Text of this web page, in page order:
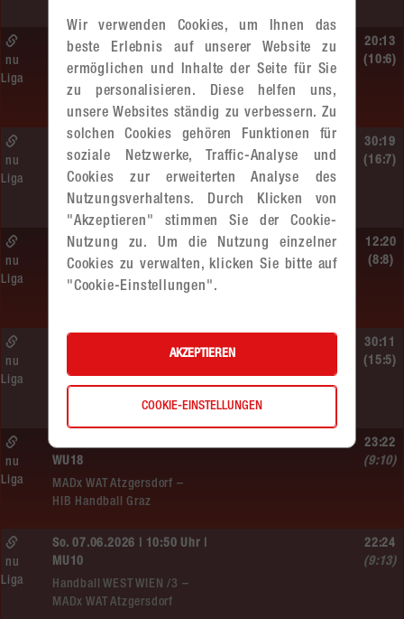
So. 14.06.2026 | 10:30 Uhr |
ÖMS WU12 HF
SC HIT/UHC Absam –
MADx WAT Atzgersdorf
nu
Liga
20:13
(10:6)
Sa. 13.06.2026 | 19:05 Uhr |
WU12
MADx WAT Atzgersdorf –
HIB Handball Graz
nu
Liga
30:19
(16:7)
Sa. 13.06.2026 | 14:30 Uhr |
WU12
Hypo NÖ –
nu
Liga
12:20
(8:8)
MADx WAT Atzgersdorf –
HC LINZ AG Ladies
nu
Liga
30:11
(15:5)
So. 07.06.2026 | 14:30 Uhr |
WU18
MADx WAT Atzgersdorf –
HIB Handball Graz
nu
Liga
23:22
(9:10)
So. 07.06.2026 | 10:50 Uhr |
MU10
Handball WEST WIEN /3 –
MADx WAT Atzgersdorf
nu
Liga
22:24
(9:13)
Wir verwenden Cookies, um Ihnen das
beste Erlebnis auf unserer Website zu
ermöglichen und Inhalte der Seite für Sie
zu personalisieren. Diese helfen uns,
unsere Websites ständig zu verbessern. Zu
solchen Cookies gehören Funktionen für
soziale Netzwerke, Traffic-Analyse und
Cookies zur erweiterten Analyse des
Nutzungsverhaltens. Durch Klicken von
"Akzeptieren" stimmen Sie der Cookie-
Nutzung zu. Um die Nutzung einzelner
Cookies zu verwalten, klicken Sie bitte auf
"Cookie-Einstellungen".
AKZEPTIEREN
COOKIE-EINSTELLUNGEN